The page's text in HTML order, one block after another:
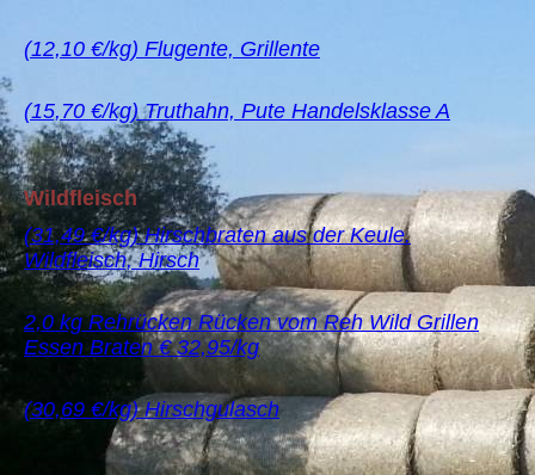
(12,10 €/kg) Flugente, Grillente
(15,70 €/kg) Truthahn, Pute Handelsklasse A
Wildfleisch
(31,49 €/kg) Hirschbraten aus der Keule.
Wildfleisch, Hirsch
2,0 kg Rehrücken Rücken vom Reh Wild Grillen
Essen Braten € 32,95/kg
(30,69 €/kg) Hirschgulasch